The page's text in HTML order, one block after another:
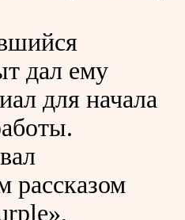
дал ему
для начала
рассказом